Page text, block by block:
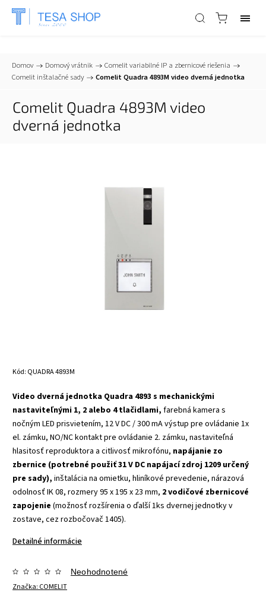
📞+421 903 553 805 info@tesa-systems.sk
Domov / Domový vrátnik / Comelit variabilné IP a zbernicové riešenia /
Comelit inštalačné sady / Comelit Quadra 4893M video dverná jednotka
Comelit Quadra 4893M video
dverná jednotka
Kód: QUADRA 4893M
Video dverná jednotka Quadra 4893 s mechanickými
nastaviteľnými 1, 2 alebo 4 tlačidlami, farebná kamera s
nočným LED prisvietením, 12 V DC / 300 mA výstup pre ovládanie 1x
el. zámku, NO/NC kontakt pre ovládanie 2. zámku, nastaviteľná
hlasitosť reproduktora a citlivosť mikrofónu, napájanie zo
zbernice (potrebné použiť 31 V DC napájací zdroj 1209 určený
pre sady), inštalácia na omietku, hliníkové prevedenie, nárazová
odolnosť IK 08, rozmery 95 x 195 x 23 mm, 2 vodičové zbernicové
zapojenie (možnosť rozšírenia o ďalší 1ks dvernej jednotky v
zostave, cez rozbočovač 1405).
Detailné informácie
Značka: COMELIT
Neohodnotené